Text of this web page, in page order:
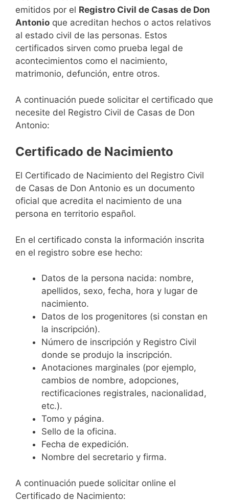
emitidos por el Registro Civil de Casas de Don
Antonio que acreditan hechos o actos relativos
al estado civil de las personas. Estos
certificados sirven como prueba legal de
acontecimientos como el nacimiento,
matrimonio, defunción, entre otros.
A continuación puede solicitar el certificado que
necesite del Registro Civil de Casas de Don
Antonio:
Certificado de Nacimiento
El Certificado de Nacimiento del Registro Civil
de Casas de Don Antonio es un documento
oficial que acredita el nacimiento de una
persona en territorio español.
En el certificado consta la información inscrita
en el registro sobre ese hecho:
Datos de la persona nacida: nombre,
apellidos, sexo, fecha, hora y lugar de
nacimiento.
Datos de los progenitores (si constan en
la inscripción).
Número de inscripción y Registro Civil
donde se produjo la inscripción.
Anotaciones marginales (por ejemplo,
cambios de nombre, adopciones,
rectificaciones registrales, nacionalidad,
etc.).
Tomo y página.
Sello de la oficina.
Fecha de expedición.
Nombre del secretario y firma.
A continuación puede solicitar online el
Certificado de Nacimiento: